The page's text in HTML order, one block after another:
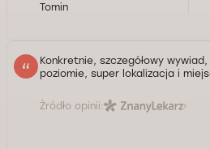
Tomin
Konkretnie, szczegółowy
poziomie, super lokalizacja i
Źródło opinii: